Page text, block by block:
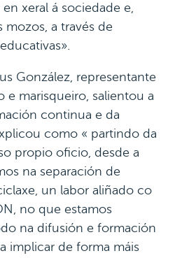
xeral á sociedade e,
mozos, a través de
González, representante
e marisqueiro, salientou a
continua e da
como « partindo da
propio oficio, desde a
na separación de
un labor aliñado co
no que estamos
na difusión e formación
implicar de forma máis